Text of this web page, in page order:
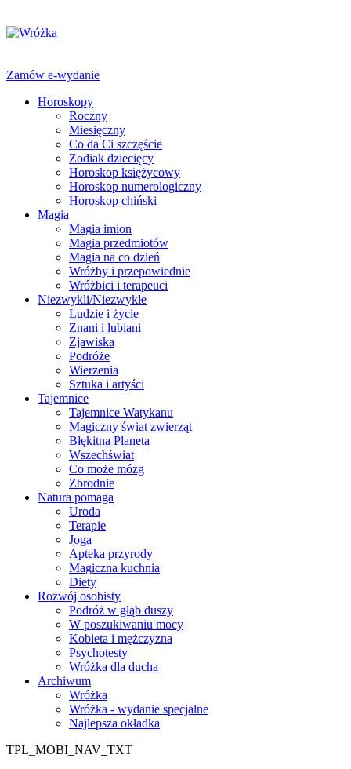
Zamów e-wydanie
Horoskopy
Roczny
Miesięczny
Co da Ci szczęście
Zodiak dziecięcy
Horoskop księżycowy
Horoskop numerologiczny
Horoskop chiński
Magia
Magia imion
Magia przedmiotów
Magia na co dzień
Wróżby i przepowiednie
Wróżbici i terapeuci
Niezwykli/Niezwykłe
Ludzie i życie
Znani i lubiani
Zjawiska
Podróże
Wierzenia
Sztuka i artyści
Tajemnice
Tajemnice Watykanu
Magiczny świat zwierząt
Błękitna Planeta
Wszechświat
Co może mózg
Zbrodnie
Natura pomaga
Uroda
Terapie
Joga
Apteka przyrody
Magiczna kuchnia
Diety
Rozwój osobisty
Podróż w głąb duszy
W poszukiwaniu mocy
Kobieta i mężczyzna
Psychotesty
Wróżka dla ducha
Archiwum
Wróżka
Wróżka - wydanie specjalne
Najlepsza okładka
TPL_MOBI_NAV_TXT